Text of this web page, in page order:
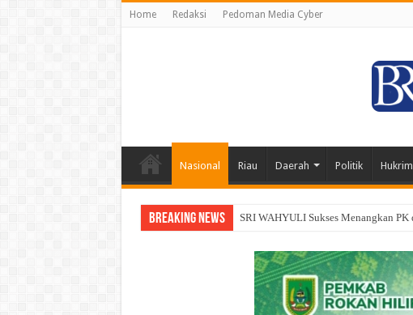
Home Redaksi Pedoman Media Cyber
Nasional Riau Daerah Politik Hukrim
Breaking News Siap Tempur Lawan Karhutla, Dandim